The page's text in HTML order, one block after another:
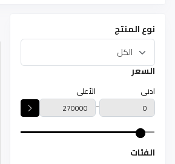
نوع المنتج
السعر
ادنى
-
الأعلى
الفئات